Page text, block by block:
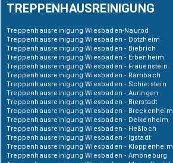
TREPPENHAUSREINIGUNG
Treppenhausreinigung Wiesbaden-Naurod
Treppenhausreinigung Wiesbaden - Dotzheim
Treppenhausreinigung Wiesbaden - Biebrich
Treppenhausreinigung Wiesbaden - Erbenheim
Treppenhausreinigung Wiesbaden - Frauenstein
Treppenhausreinigung Wiesbaden - Rambach
Treppenhausreinigung Wiesbaden - Schierstein
Treppenhausreinigung Wiesbaden - Auringen
Treppenhausreinigung Wiesbaden - Bierstadt
Treppenhausreinigung Wiesbaden - Breckenheim
Treppenhausreinigung Wiesbaden - Delkenheim
Treppenhausreinigung Wiesbaden - Heßloch
Treppenhausreinigung Wiesbaden - Igstadt
Treppenhausreinigung Wiesbaden - Kloppenheim
Treppenhausreinigung Wiesbaden - Amöneburg